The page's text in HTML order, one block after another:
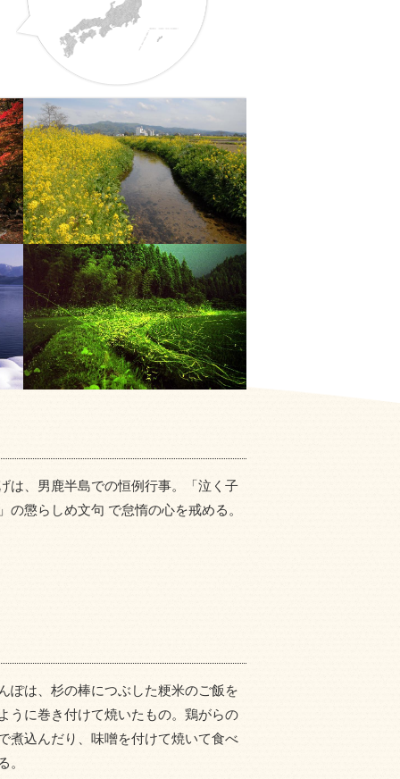
は、男鹿半島での恒例行事。「泣く子
の懲らしめ文句 で怠惰の心を戒める。
ぽは、杉の棒につぶした粳米のご飯を
うに巻き付けて焼いたもの。鶏がらの
煮込んだり、味噌を付けて焼いて食べ
。